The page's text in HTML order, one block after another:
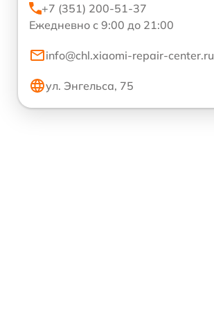
+7 (351) 200-51-37
Ежедневно с 9:00 до 21:00
info@chl.xiaomi-repair-center.ru
ул. Энгельса, 75